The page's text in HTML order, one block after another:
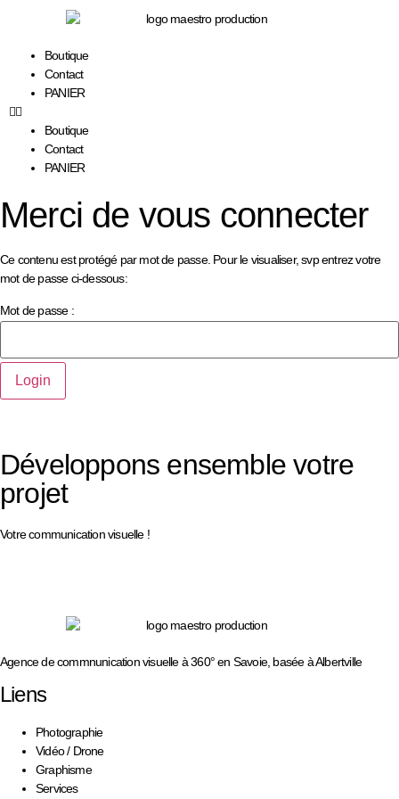
Boutique
Contact
PANIER
Boutique
Contact
PANIER
Merci de vous connecter
Ce contenu est protégé par mot de passe. Pour le visualiser, svp entrez votre
mot de passe ci-dessous:
Mot de passe :
Développons ensemble votre
projet
Votre communication visuelle !
Agence de commnunication visuelle à 360° en Savoie, basée à Albertville
Liens
Photographie
Vidéo / Drone
Graphisme
Services